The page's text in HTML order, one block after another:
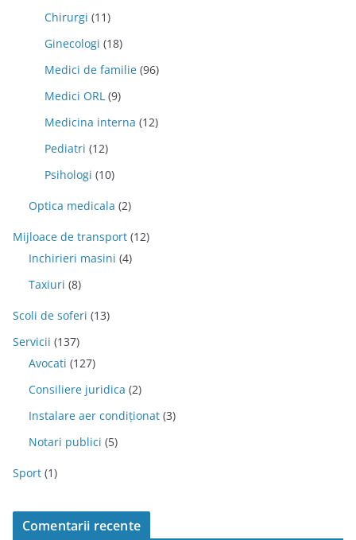
Chirurgi (11)
Ginecologi (18)
Medici de familie (96)
Medici ORL (9)
Medicina interna (12)
Pediatri (12)
Psihologi (10)
Optica medicala (2)
Mijloace de transport (12)
Inchirieri masini (4)
Taxiuri (8)
Scoli de soferi (13)
Servicii (137)
Avocati (127)
Consiliere juridica (2)
Instalare aer condiționat (3)
Notari publici (5)
Sport (1)
Comentarii recente